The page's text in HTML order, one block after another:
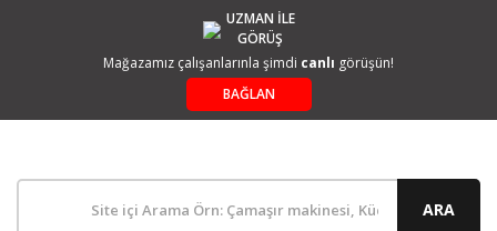
UZMAN İLE
GÖRÜŞ
Mağazamız çalışanlarınla şimdi canlı görüşün!
BAĞLAN
ARA